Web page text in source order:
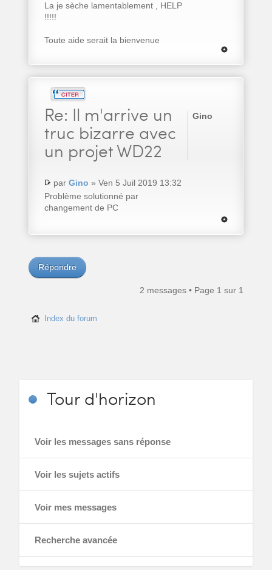
La je sèche lamentablement , HELP
!!!!!
Toute aide serait la bienvenue
Re: Il m'arrive un
truc bizarre avec
un projet WD22
par Gino » Ven 5 Juil 2019 13:32
Problème solutionné par
changement de PC
Gino
Répondre
2 messages • Page 1 sur 1
Index du forum
Tourd'horizon
Voir les messages sans réponse
Voir les sujets actifs
Voir mes messages
Recherche avancée